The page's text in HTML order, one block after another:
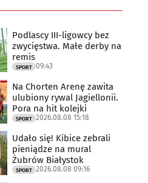
Podlascy III-ligowcy bez
zwycięstwa. Małe derby na
remis
SPORT 09:43
Na Chorten Arenę zawita
ulubiony rywal Jagiellonii.
Pora na hit kolejki
SPORT 2026.08.08 15:18
Udało się! Kibice zebrali
pieniądze na mural
Żubrów Białystok
SPORT 2026.08.08 09:16